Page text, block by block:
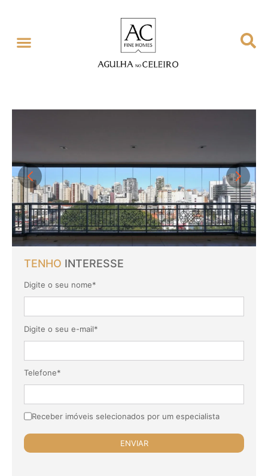
TENHO INTERESSE
Digite o seu nome*
Digite o seu e-mail*
Telefone*
Receber imóveis selecionados por um especialista